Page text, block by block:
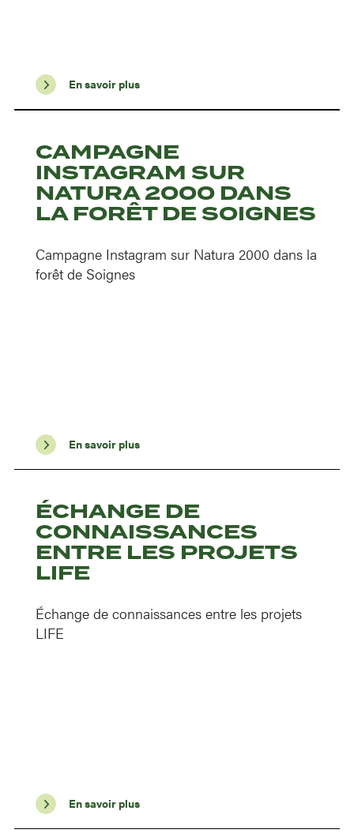
En savoir plus
CAMPAGNE
INSTAGRAM SUR
NATURA 2000 DANS
LA FORÊT DE SOIGNES
Campagne Instagram sur Natura 2000 dans la
forêt de Soignes
En savoir plus
ÉCHANGE DE
CONNAISSANCES
ENTRE LES PROJETS
LIFE
Échange de connaissances entre les projets
LIFE
En savoir plus